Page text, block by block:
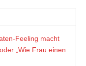
Feeling macht
„Wie Frau einen